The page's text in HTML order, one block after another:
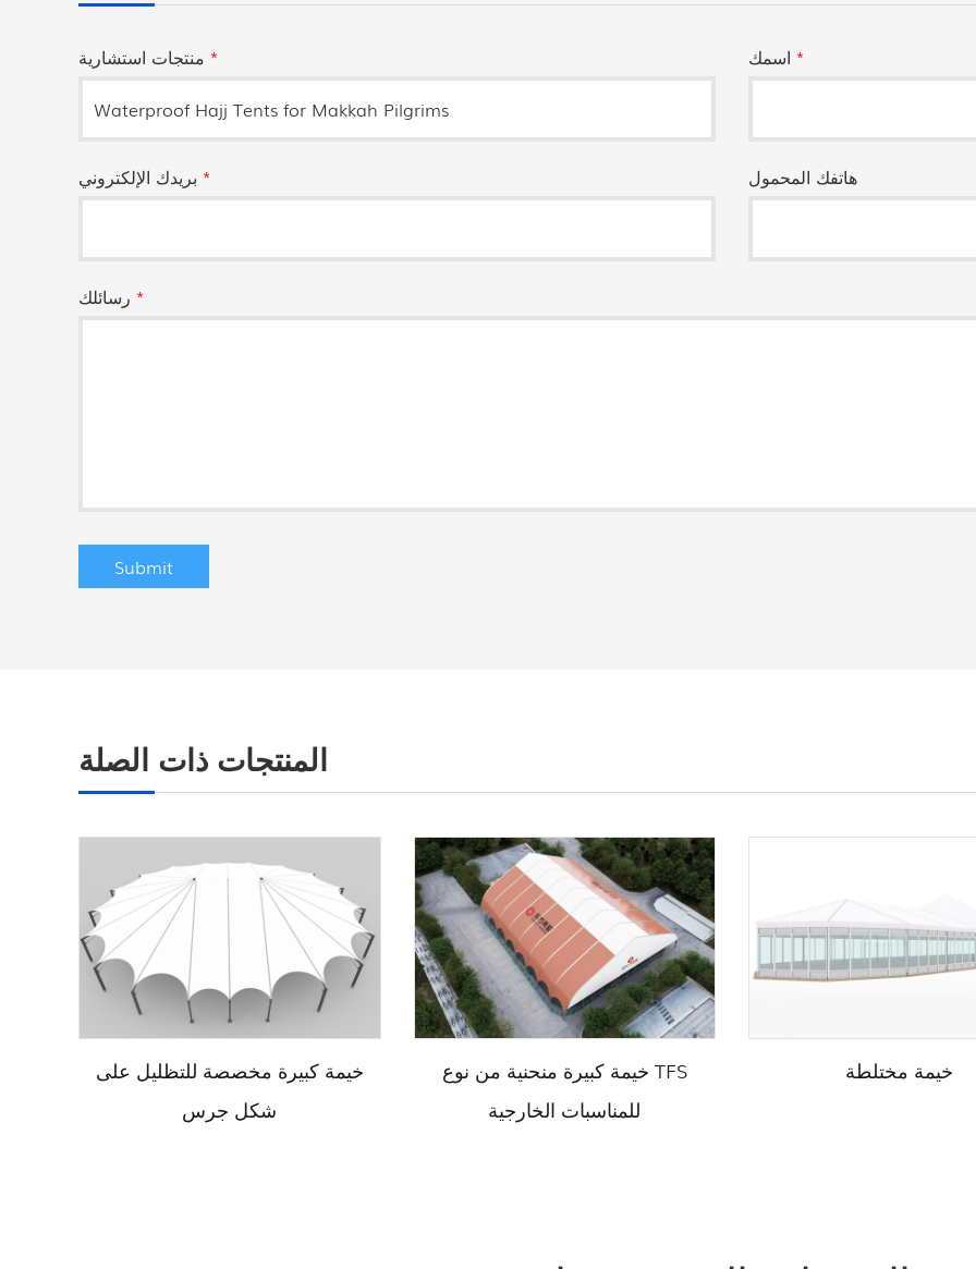
منتجات استشارية * اسمك *
بريدك الإلكتروني * هاتفك المحمول
رسائلك *
المنتجات ذات الصلة
خيمة كبيرة مخصصة للتظليل على
شكل جرس
خيمة كبيرة منحنية من نوع TFS
للمناسبات الخارجية
خيمة مختلطة